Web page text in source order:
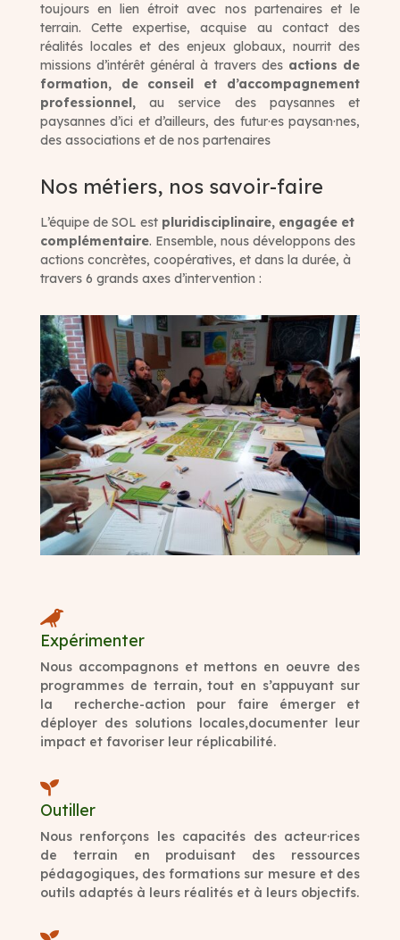
toujours en lien étroit avec nos partenaires et le
terrain. Cette expertise, acquise au contact des
réalités locales et des enjeux globaux, nourrit des
missions d’intérêt général à travers desactions de
formation, de conseil et d’accompagnement
professionnel,au service des paysannes et
paysannes d’ici et d’ailleurs, des futur·es paysan·nes,
des associations et de nos partenaires
Nos métiers, nos savoir-faire
L’équipe de SOL est pluridisciplinaire, engagée et
complémentaire. Ensemble, nous développons des
actions concrètes, coopératives, et dans la durée, à
travers 6 grands axes d’intervention :

Expérimenter
Nous accompagnons et mettons en oeuvre des
programmes de terrain, tout en s’appuyant sur
la recherche-action pour faire émerger et
déployer des solutions locales,documenter leur
impact et favoriser leur réplicabilité.

Outiller
Nous renforçons les capacités des acteur·rices
de terrain en produisant des ressources
pédagogiques, des formations sur mesure et des
outils adaptés à leurs réalités et à leurs objectifs.